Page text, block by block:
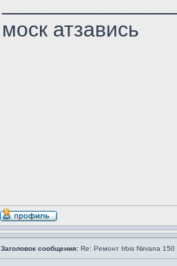
моск атзавись
Заголовок сообщения: Re: Ремонт Irbis Nirvana 150